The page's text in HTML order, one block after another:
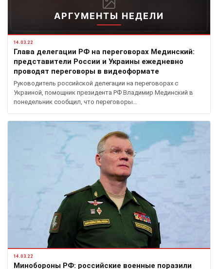
АРГУМЕНТЫ НЕДЕЛИ
14.03.22
Глава делегации РФ на переговорах Мединский:
представители России и Украины ежедневно
проводят переговоры в видеоформате
Руководитель российской делегации на переговорах с
Украиной, помощник президента РФ Владимир Мединский в
понедельник сообщил, что переговоры…
14.03.22
Минобороны РФ: российские военные поразили